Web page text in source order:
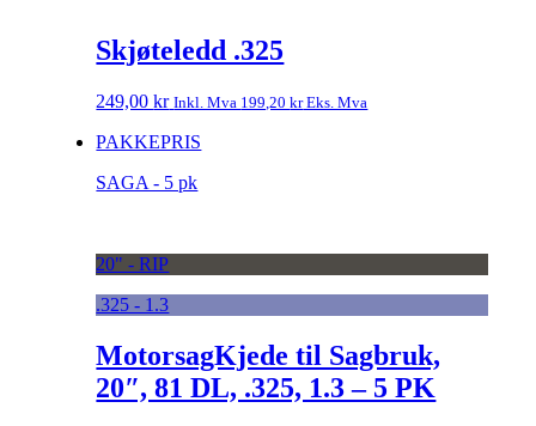
Skjøteledd .325
249,00kr Inkl. Mva 199,20krEks. Mva
PAKKEPRIS
SAGA - 5 pk
20" - RIP
.325 - 1.3
MotorsagKjede til Sagbruk,
20″, 81 DL, .325, 1.3 – 5 PK